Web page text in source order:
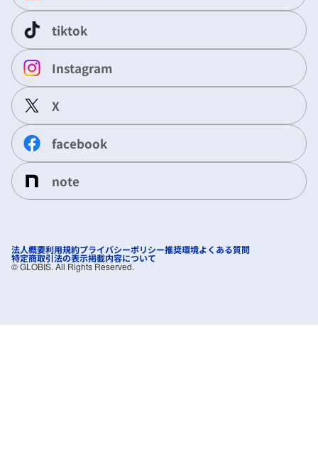
tiktok
Instagram
X
facebook
note
法人概要利用規約プライバシーポリシー推奨環境よくある質問
特定商取引法の表示掲載内容について
©︎ GLOBIS. All Rights Reserved.